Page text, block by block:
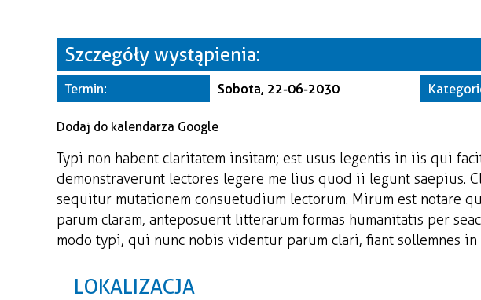
GAZETA SAMORZĄDOWA
"PSZOW.PL"
Szczegóły wystąpienia:
Termin: Sobota, 22-06-2030
Dodaj do kalendarza Google
Typi non habent claritatem insitam; est usus legentis in iis qui
demonstraverunt lectores legere me lius quod ii legunt saepius.
sequitur mutationem consuetudium lectorum. Mirum est notare
parum claram, anteposuerit litterarum formas humanitatis per
modo typi, qui nunc nobis videntur parum clari, fiant sollemnes in
LOKALIZACJA